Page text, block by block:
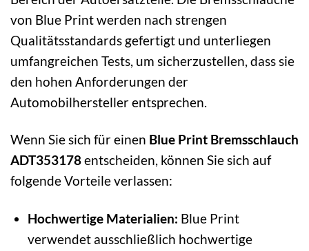
von Blue Print werden nach strengen
Qualitätsstandards gefertigt und unterliegen
umfangreichen Tests, um sicherzustellen, dass sie
den hohen Anforderungen der
Automobilhersteller entsprechen.
Wenn Sie sich für einen Blue Print Bremsschlauch
ADT353178entscheiden, können Sie sich auf
folgende Vorteile verlassen:
Hochwertige Materialien: Blue Print
verwendet ausschließlich hochwertige